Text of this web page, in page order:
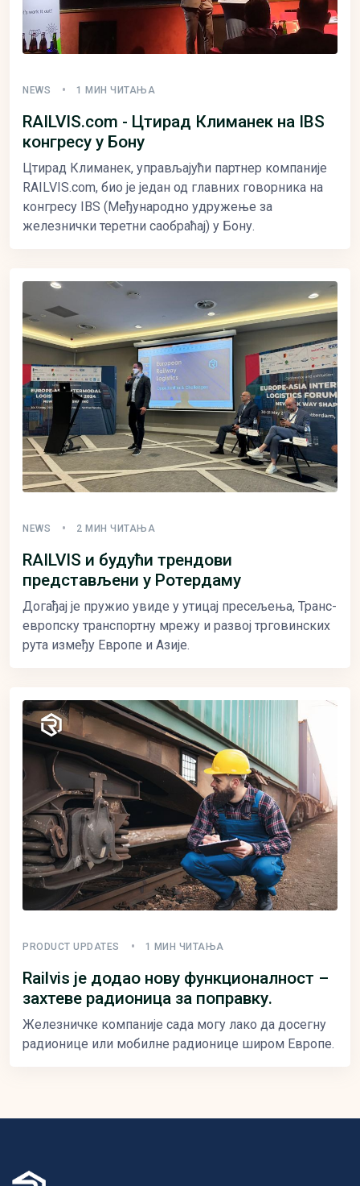
NEWS 1 МИН ЧИТАЊА
RAILVIS.com - Цтирад Климанек на IBS
конгресу у Бону
Цтирад Климанек, управљајући партнер компаније
RAILVIS.com, био је један од главних говорника на
конгресу IBS (Међународно удружење за
железнички теретни саобраћај) у Бону.
NEWS 2 МИН ЧИТАЊА
RAILVIS и будући трендови
представљени у Ротердаму
Догађај је пружио увиде у утицај пресељења, Транс-
европску транспортну мрежу и развој трговинских
рута између Европе и Азије.
PRODUCT UPDATES 1 МИН ЧИТАЊА
Railvis је додао нову функционалност –
захтеве радионица за поправку.
Железничке компаније сада могу лако да досегну
радионице или мобилне радионице широм Европе.